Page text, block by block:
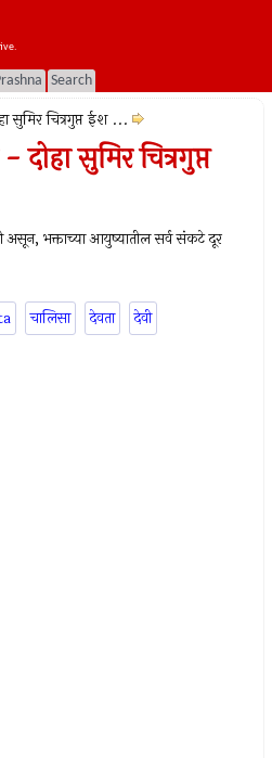
Search
सुमिर चित्रगुप्त ईश ...
दोहा सुमिर चित्रगुप्त
असून, भक्ताच्या आयुष्यातील सर्व संकटे दूर
चालिसा देवता देवी